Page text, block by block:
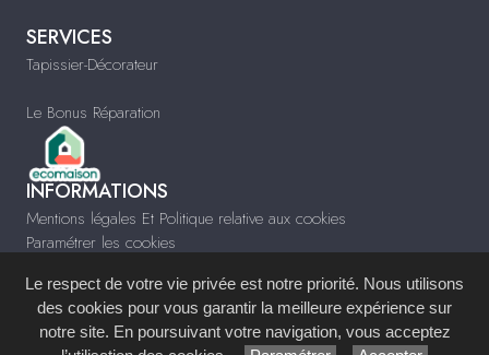
SERVICES
Tapissier-Décorateur
Le Bonus Réparation
INFORMATIONS
Mentions légales Et Politique relative aux cookies
Paramétrer les cookies
www.cagnetta.fr
Site réalisé avec le Système de Gestion de Contenu (SGC)imagenia, créé et
Le respect de votre vie privée est notre priorité. Nous utilisons
des cookies pour vous garantir la meilleure expérience sur
notre site. En poursuivant votre navigation, vous acceptez